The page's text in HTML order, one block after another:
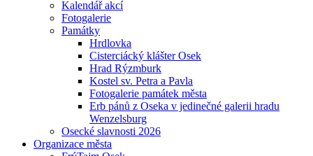
Kalendář akcí
Fotogalerie
Památky
Hrdlovka
Cisterciácký klášter Osek
Hrad Rýzmburk
Kostel sv. Petra a Pavla
Fotogalerie památek města
Erb pánů z Oseka v jedinečné galerii hradu
Wenzelsburg
Osecké slavnosti 2026
Organizace města